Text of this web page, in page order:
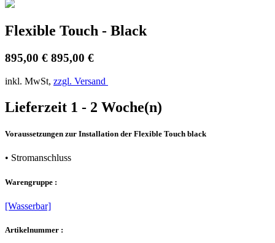
Flexible Touch - Black
895,00 € 895,00 €
inkl. MwSt, zzgl. Versand
Lieferzeit 1 - 2 Woche(n)
Voraussetzungen zur Installation der Flexible Touch black
• Stromanschluss
Warengruppe :
[Wasserbar]
Artikelnummer :